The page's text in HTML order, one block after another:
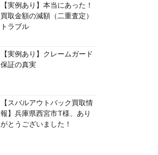
【実例あり】本当にあった！
買取金額の減額（二重査定）
トラブル
【実例あり】クレームガード
保証の真実
【スバルアウトバック買取情
報】兵庫県西宮市T様、あり
がとうございました！